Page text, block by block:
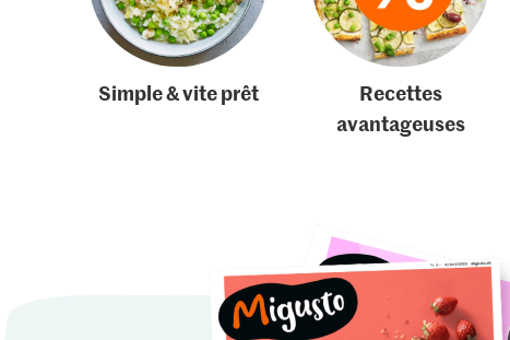
Simple & vite prêt
Recettes
avantageuses